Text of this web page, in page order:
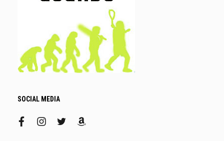
SOCIAL MEDIA
facebookinstagram
twitteramazon